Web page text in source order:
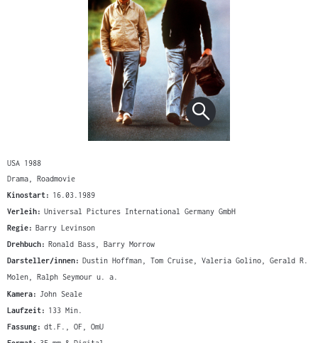
USA 1988
Drama, Roadmovie
Kinostart: 16.03.1989
Verleih: Universal Pictures International Germany GmbH
Regie: Barry Levinson
Drehbuch: Ronald Bass, Barry Morrow
Darsteller/innen: Dustin Hoffman, Tom Cruise, Valeria Golino, Gerald R.
Molen, Ralph Seymour u. a.
Kamera: John Seale
Laufzeit: 133 Min.
Fassung: dt.F., OF, OmU